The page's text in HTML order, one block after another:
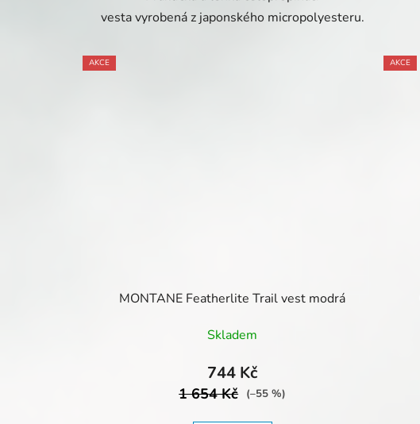
vesta vyrobená z japonského micropolyesteru.
AKCE
MONTANE Featherlite Trail vest modrá
Skladem
744 Kč
1 654 Kč (–55 %)
AKCE